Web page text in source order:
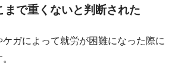
まで重くないと判断された
ガによって就労が困難になった際に